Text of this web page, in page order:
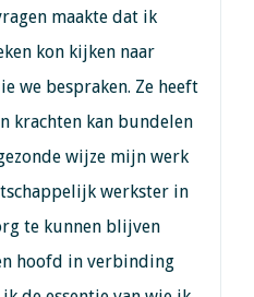
maakte dat ik
kon kijken naar
we bespraken. Ze heeft
krachten kan bundelen
wijze mijn werk
werkster in
te kunnen blijven
hoofd in verbinding